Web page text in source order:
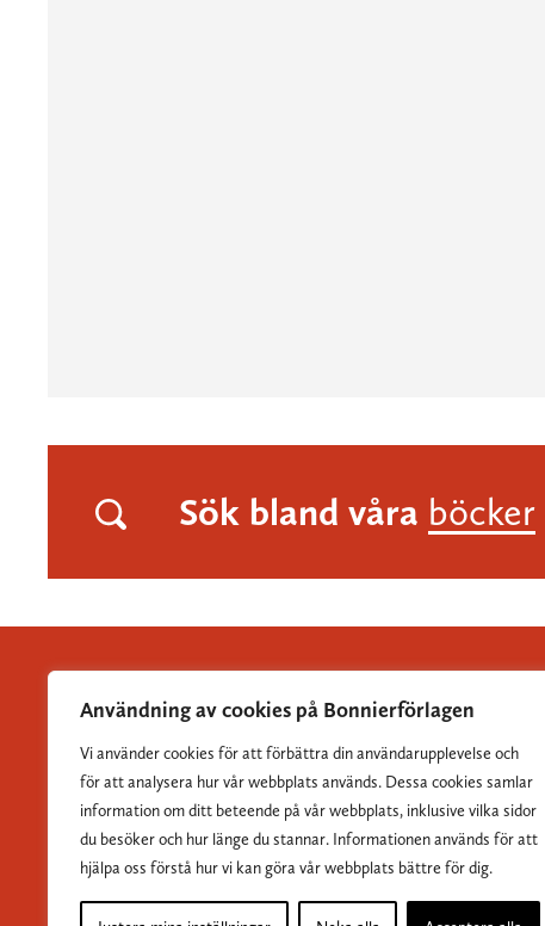
Användning av cookies på Bonnierförlagen
Vi använder cookies för att förbättra din användarupplevelse och
för att analysera hur vår webbplats används. Dessa cookies samlar
information om ditt beteende på vår webbplats, inklusive vilka sidor
du besöker och hur länge du stannar. Informationen används för att
hjälpa oss förstå hur vi kan göra vår webbplats bättre för dig.
Sök bland våra böcker
Albert Bonniers Förlag grundades 1837 och är Sveriges
största skönlitterära förlag.